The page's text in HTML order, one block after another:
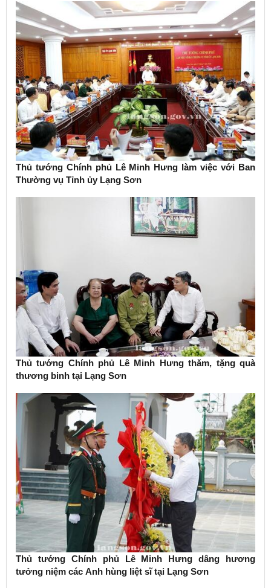
Thủ tướng Chính phủ Lê Minh Hưng làm việc với Ban
Thường vụ Tỉnh ủy Lạng Sơn
Thủ tướng Chính phủ Lê Minh Hưng thăm, tặng quà
thương binh tại Lạng Sơn
Thủ tướng Chính phủ Lê Minh Hưng dâng hương
tưởng niệm các Anh hùng liệt sĩ tại Lạng Sơn